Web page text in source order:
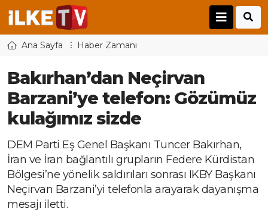
Ana Sayfa Haber Zamanı
Bakırhan’dan Neçirvan
Barzani’ye telefon: Gözümüz
kulağımız sizde
DEM Parti Eş Genel Başkanı Tuncer Bakırhan,
İran ve İran bağlantılı grupların Federe Kürdistan
Bölgesi’ne yönelik saldırıları sonrası IKBY Başkanı
Neçirvan Barzani’yi telefonla arayarak dayanışma
mesajı iletti.